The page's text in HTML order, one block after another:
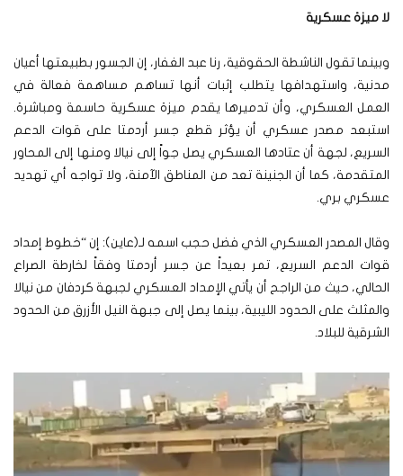
لا ميزة عسكرية
وبينما تقول الناشطة الحقوقية، رنا عبد الغفار، إن الجسور بطبيعتها أعيان
مدنية، واستهدافها يتطلب إثبات أنها تساهم مساهمة فعالة في
العمل العسكري، وأن تدميرها يقدم ميزة عسكرية حاسمة ومباشرة.
استبعد مصدر عسكري أن يؤثر قطع جسر أردمتا على قوات الدعم
السريع، لجهة أن عتادها العسكري يصل جواً إلى نيالا ومنها إلى المحاور
المتقدمة، كما أن الجنينة تعد من المناطق الآمنة، ولا تواجه أي تهديد
عسكري بري.
وقال المصدر العسكري الذي فضل حجب اسمه لـ(عاين): إن “خطوط إمداد
قوات الدعم السريع، تمر بعيداً عن جسر أردمتا وفقاً لخارطة الصراع
الحالي، حيث من الراجح أن يأتي الإمداد العسكري لجبهة كردفان من نيالا
والمثلث على الحدود الليبية، بينما يصل إلى جبهة النيل الأزرق من الحدود
الشرقية للبلاد.